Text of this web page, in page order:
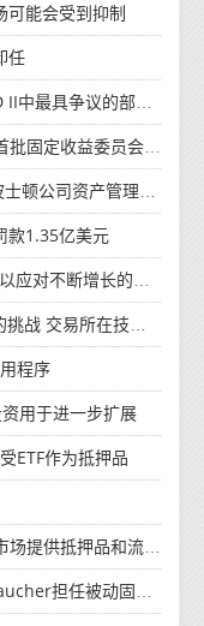
可能会受到抑制
任
具争议的部分之一
收益委员会成员之一
将合并成为多资产投资经理
款1.35亿美元
断增长的买方需求
技术方面的支出不足
程序
用于进一步扩展
ETF作为抵押品
供抵押品和流动性
任被动固定收益角色